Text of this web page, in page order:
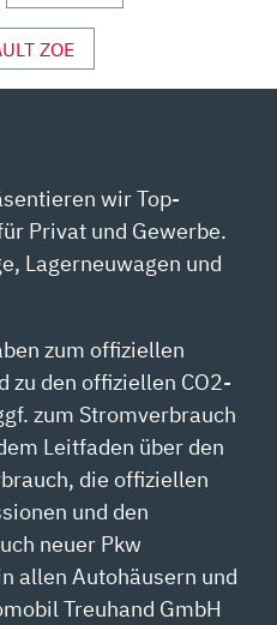
ZOE
wir Top-
Privat und Gewerbe.
Lagerneuwagen und
zum offiziellen
zu den offiziellen CO2-
zum Stromverbrauch
Leitfaden über den
die offiziellen
und den
neuer Pkw
allen Autohäusern und
Treuhand GmbH